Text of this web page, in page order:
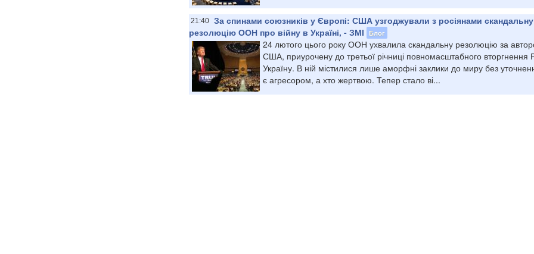
21:40 За спинами союзників у Європі: США узгоджували з росіянами скандальну
резолюцію ООН про війну в Україні, - ЗМІ
Блог
24 лютого цього року ООН ухвалила скандальну резолюцію за
США, приурочену до третьої річниці повномасштабного вторгнення
Україну. В ній містилися лише аморфні заклики до миру без
є агресором, а хто жертвою. Тепер стало ві...